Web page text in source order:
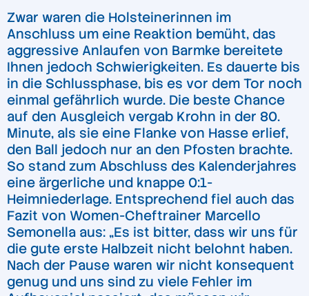
Zwar waren die Holsteinerinnen im
Anschluss um eine Reaktion bemüht, das
aggressive Anlaufen von Barmke bereitete
Ihnen jedoch Schwierigkeiten. Es dauerte bis
in die Schlussphase, bis es vor dem Tor noch
einmal gefährlich wurde. Die beste Chance
auf den Ausgleich vergab Krohn in der 80.
Minute, als sie eine Flanke von Hasse erlief,
den Ball jedoch nur an den Pfosten brachte.
So stand zum Abschluss des Kalenderjahres
eine ärgerliche und knappe 0:1-
Heimniederlage. Entsprechend fiel auch das
Fazit von Women-Cheftrainer Marcello
Semonella aus: „Es ist bitter, dass wir uns für
die gute erste Halbzeit nicht belohnt haben.
Nach der Pause waren wir nicht konsequent
genug und uns sind zu viele Fehler im